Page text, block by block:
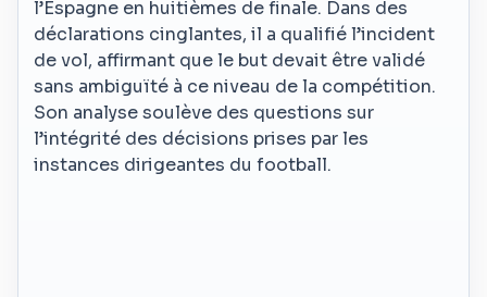
l’Espagne en huitièmes de finale. Dans des
déclarations cinglantes, il a qualifié l’incident
de vol, affirmant que le but devait être validé
sans ambiguïté à ce niveau de la compétition.
Son analyse soulève des questions sur
l’intégrité des décisions prises par les
instances dirigeantes du football.